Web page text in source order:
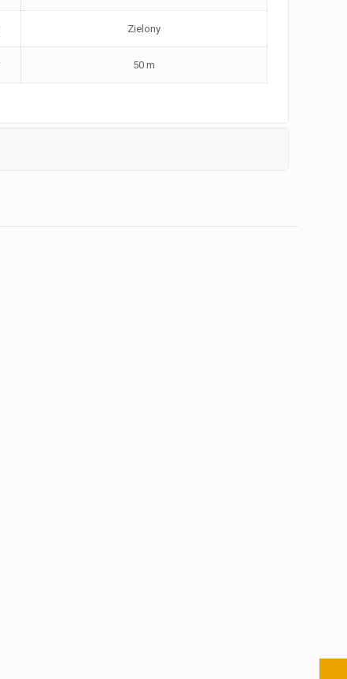
Zielony
50 m